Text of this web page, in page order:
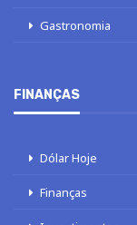
Gastronomia
FINANÇAS
Dólar Hoje
Finanças